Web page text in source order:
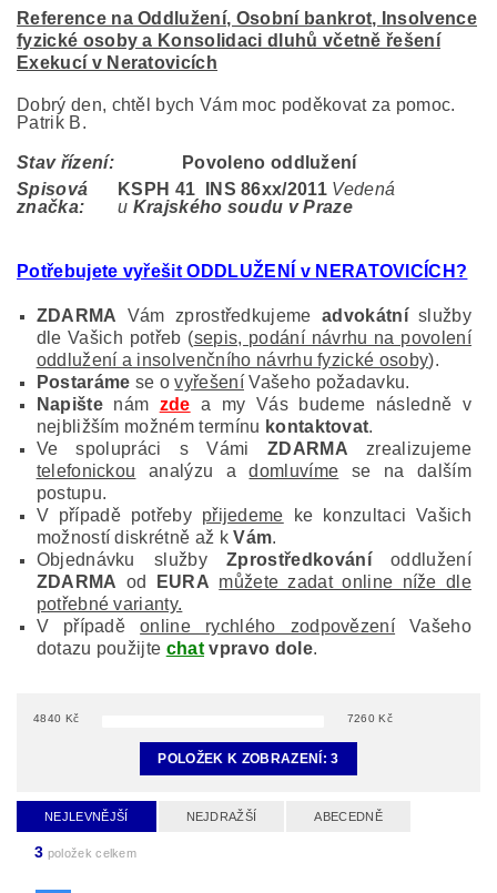
Reference na Oddlužení, Osobní bankrot, Insolvence
fyzické osoby a Konsolidaci dluhů včetně řešení
Exekucí v Neratovicích
Dobrý den, chtěl bych Vám moc poděkovat za pomoc.
Patrik B.
Stav řízení:
Povoleno oddlužení
Spisová
značka:
KSPH 41 INS 86xx/2011 Vedená
u Krajského soudu v Praze
Potřebujete vyřešit ODDLUŽENÍ v NERATOVICÍCH?
ZDARMA Vám zprostředkujeme advokátníslužby
dle Vašich potřeb (sepis, podání návrhu na povolení
oddlužení a insolvenčního návrhu fyzické osoby).
Postaráme se ovyřešeníVašeho požadavku.
Napištenám zde a my Vás budeme následně v
nejbližším možném termínu kontaktovat.
Ve spolupráci s Vámi ZDARMA zrealizujeme
telefonickou analýzu adomluvíme se na dalším
postupu.
V případě potřeby přijedeme ke konzultaci Vašich
možností diskrétně až kVám.
Objednávku služby
Zprostředkováníoddlužení
ZDARMA od EURA můžete zadat online níže dle
potřebné varianty.
V případěonline rychlého zodpovězení Vašeho
dotazu použijte chatvpravo dole.
4840 Kč 7260 Kč
POLOŽEK K ZOBRAZENÍ:3
NEJLEVNĚJŠÍ NEJDRAŽŠÍ ABECEDNĚ
3 položek celkem